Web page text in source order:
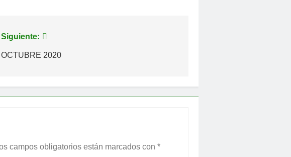
Siguiente:
OCTUBRE 2020
campos obligatorios están marcados con *